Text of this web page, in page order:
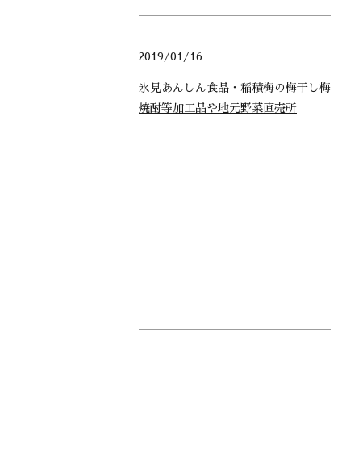
2019/01/16
氷見あんしん食品・稲積梅の梅干し梅
焼酎等加工品や地元野菜直売所